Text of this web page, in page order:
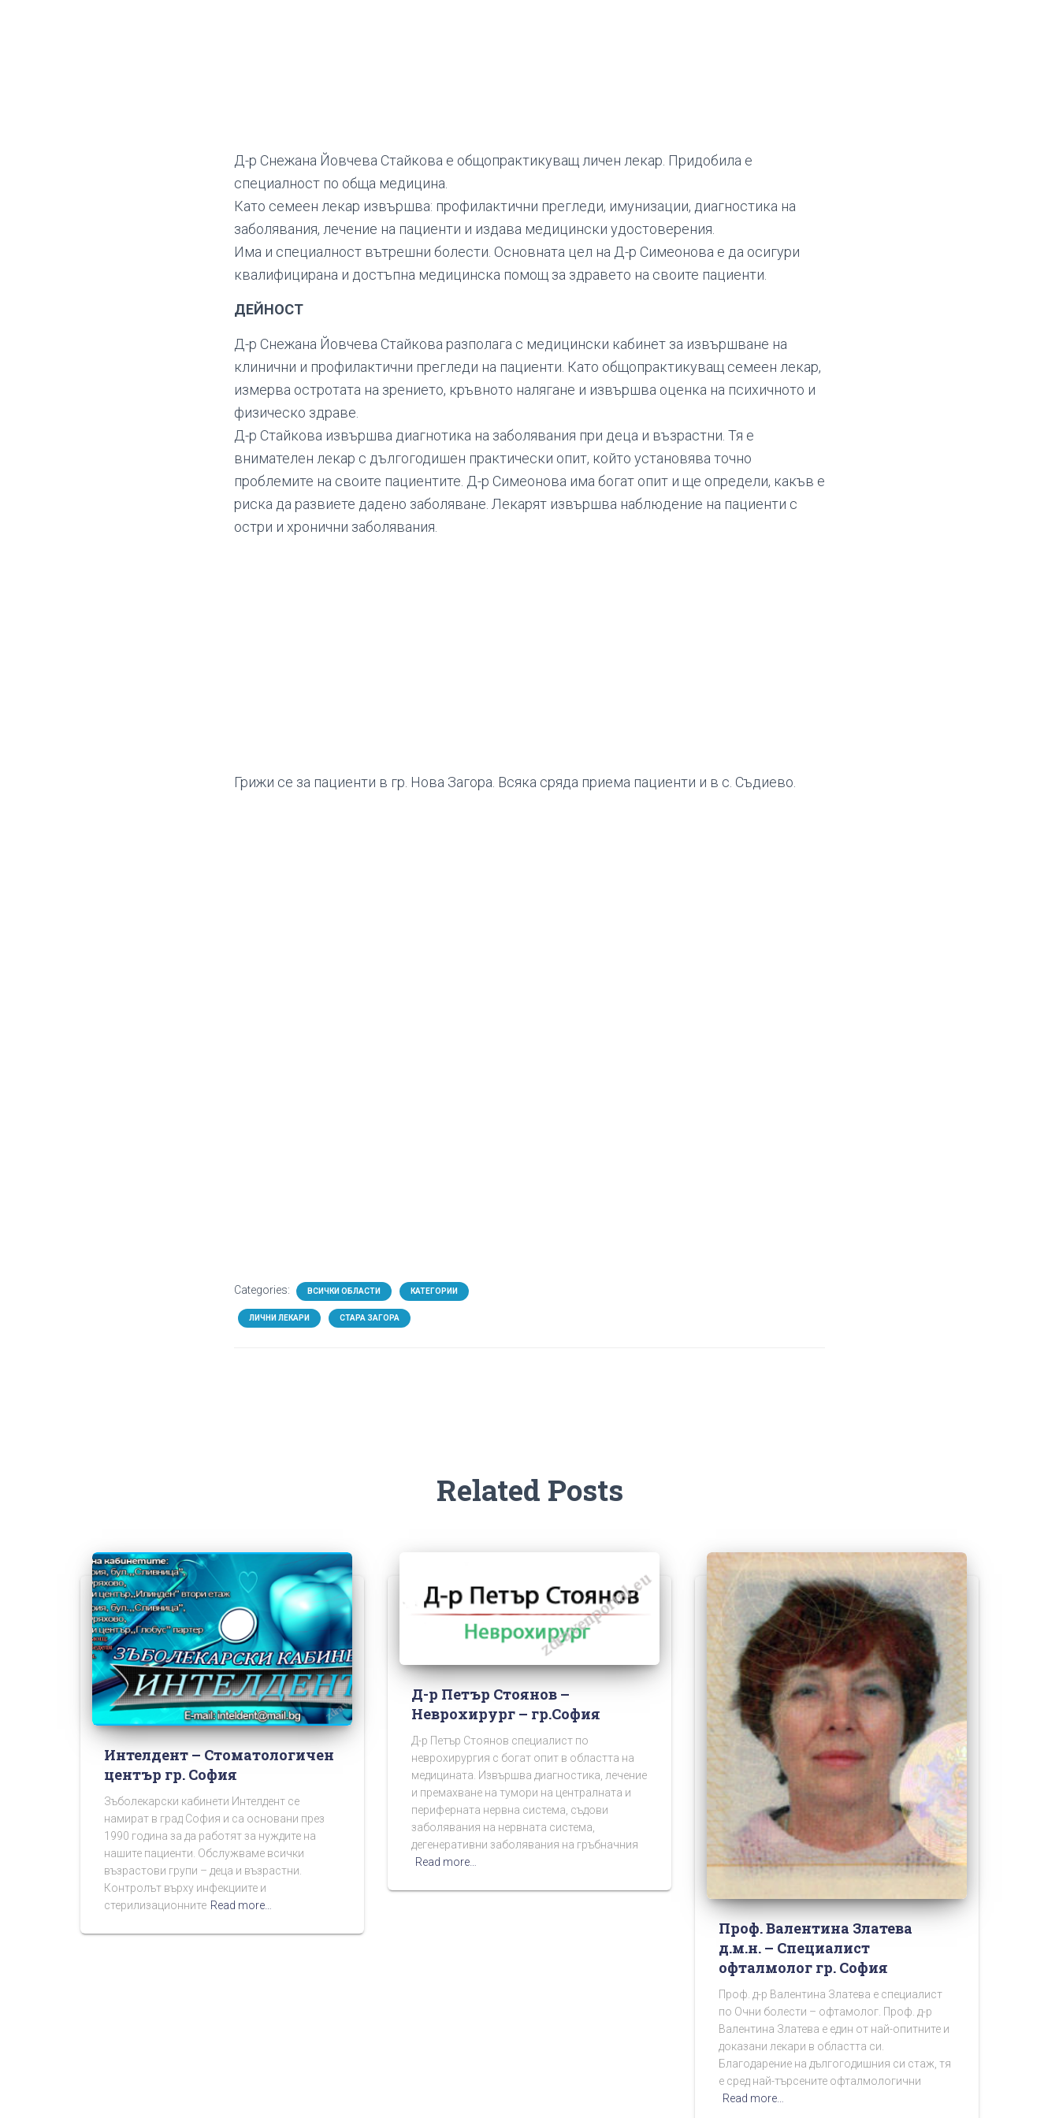
Д-р Снежана Йовчева Стайкова е общопрактикуващ личен лекар. Придобила е
специалност по обща медицина.
Като семеен лекар извършва: профилактични прегледи, имунизации, диагностика на
заболявания, лечение на пациенти и издава медицински удостоверения.
Има и специалност вътрешни болести. Основната цел на Д-р Симеонова е да осигури
квалифицирана и достъпна медицинска помощ за здравето на своите пациенти.
ДЕЙНОСТ
Д-р Снежана Йовчева Стайкова разполага с медицински кабинет за извършване на
клинични и профилактични прегледи на пациенти. Като общопрактикуващ семеен лекар,
измерва остротата на зрението, кръвното налягане и извършва оценка на психичното и
физическо здраве.
Д-р Стайкова извършва диагнотика на заболявания при деца и възрастни. Тя е
внимателен лекар с дългогодишен практически опит, който установява точно
проблемите на своите пациентите. Д-р Симеонова има богат опит и ще определи, какъв е
риска да развиете дадено заболяване. Лекарят извършва наблюдение на пациенти с
остри и хронични заболявания.
Грижи се за пациенти в гр. Нова Загора. Всяка сряда приема пациенти и в с. Съдиево.
Categories: ВСИЧКИ ОБЛАСТИ КАТЕГОРИИ
ЛИЧНИ ЛЕКАРИ СТАРА ЗАГОРА
Related Posts
Интелдент – Стоматологичен
център гр. София
Зъболекарски кабинети Интелдент се
намират в град София и са основани през
1990 година за да работят за нуждите на
нашите пациенти. Обслужваме всички
възрастови групи – деца и възрастни.
Контролът върху инфекциите и
стерилизационните Read more…
Д-р Петър Стоянов –
Неврохирург – гр.София
Д-р Петър Стоянов специалист по
неврохирургия с богат опит в областта на
медицината. Извършва диагностика, лечение
и премахване на тумори на централната и
периферната нервна система, съдови
заболявания на нервната система,
дегенеративни заболявания на гръбначния
Read more…
Проф. Валентина Златева
д.м.н. – Специалист
офталмолог гр. София
Проф. д-р Валентина Златева е специалист
по Очни болести – офтамолог. Проф. д-р
Валентина Златева е един от най-опитните и
доказани лекари в областта си.
Благодарение на дългогодишния си стаж, тя
е сред най-търсените офталмологични
Read more…